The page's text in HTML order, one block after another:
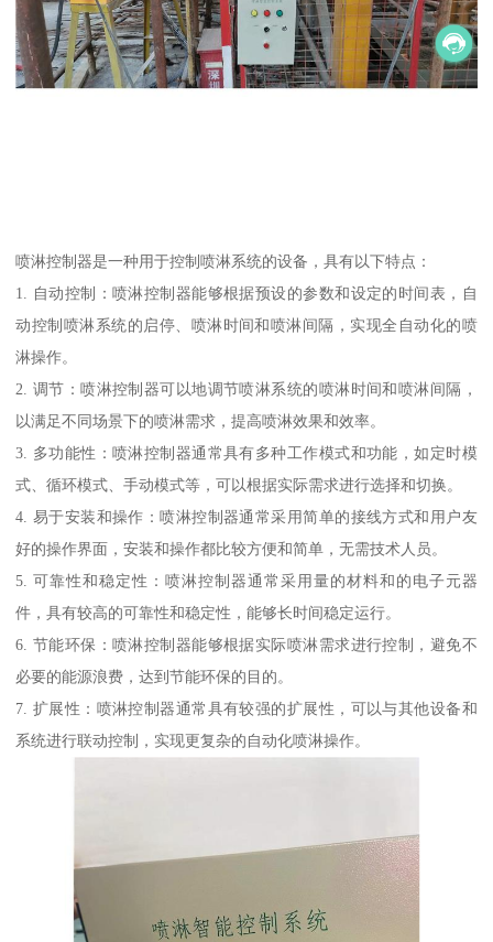
喷淋控制器是一种用于控制喷淋系统的设备，具有以下特点：
1. 自动控制：喷淋控制器能够根据预设的参数和设定的时间表，自
动控制喷淋系统的启停、喷淋时间和喷淋间隔，实现全自动化的喷
淋操作。
2. 调节：喷淋控制器可以地调节喷淋系统的喷淋时间和喷淋间隔，
以满足不同场景下的喷淋需求，提高喷淋效果和效率。
3. 多功能性：喷淋控制器通常具有多种工作模式和功能，如定时模
式、循环模式、手动模式等，可以根据实际需求进行选择和切换。
4. 易于安装和操作：喷淋控制器通常采用简单的接线方式和用户友
好的操作界面，安装和操作都比较方便和简单，无需技术人员。
5. 可靠性和稳定性：喷淋控制器通常采用量的材料和的电子元器
件，具有较高的可靠性和稳定性，能够长时间稳定运行。
6. 节能环保：喷淋控制器能够根据实际喷淋需求进行控制，避免不
必要的能源浪费，达到节能环保的目的。
7. 扩展性：喷淋控制器通常具有较强的扩展性，可以与其他设备和
系统进行联动控制，实现更复杂的自动化喷淋操作。